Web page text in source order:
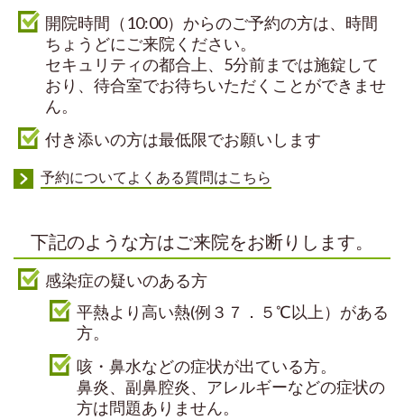
開院時間（10:00）からのご予約の方は、時間
ちょうどにご来院ください。
セキュリティの都合上、5分前までは施錠して
おり、待合室でお待ちいただくことができませ
ん。
付き添いの方は最低限でお願いします
予約についてよくある質問はこちら
下記のような方はご来院をお断りします。
感染症の疑いのある方
平熱より高い熱(例３７．５℃以上）がある
方。
咳・鼻水などの症状が出ている方。
鼻炎、副鼻腔炎、アレルギーなどの症状の
方は問題ありません。